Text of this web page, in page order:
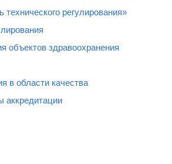
регулирования»
объектов здравоохранения
в области качества
аккредитации